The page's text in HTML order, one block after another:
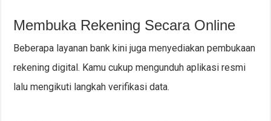
Membuka Rekening Secara Online
Beberapa layanan bank kini juga menyediakan pembukaan
rekening digital. Kamu cukup mengunduh aplikasi resmi
lalu mengikuti langkah verifikasi data.